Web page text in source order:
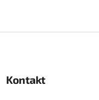
Kontakt